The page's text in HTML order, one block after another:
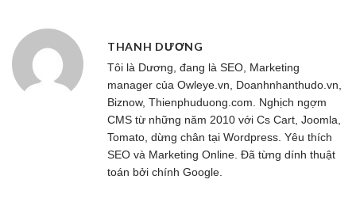
THANH DƯƠNG
Tôi là Dương, đang là SEO, Marketing
manager của Owleye.vn , Doanhnhanthudo.vn,
Biznow, Thienphuduong.com. Nghịch ngợm
CMS từ những năm 2010 với Cs Cart, Joomla,
Tomato, dừng chân tại Wordpress. Yêu thích
SEO và Marketing Online. Đã từng dính thuật
toán bởi chính Google.